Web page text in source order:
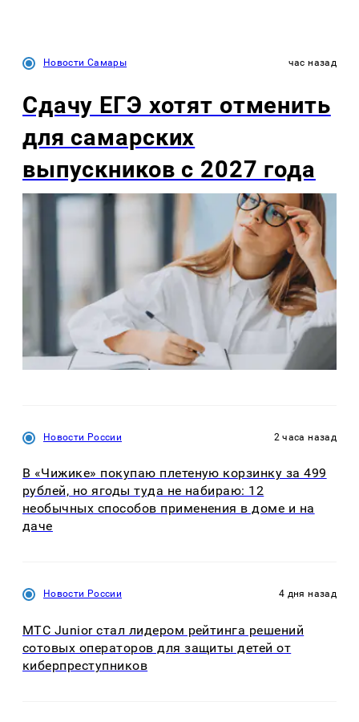
Новости Самары час назад
Сдачу ЕГЭ хотят отменить
для самарских
выпускников с 2027 года
Новости России 2 часа назад
В «Чижике» покупаю плетеную корзинку за 499
рублей, но ягоды туда не набираю: 12
необычных способов применения в доме и на
даче
Новости России 4 дня назад
МТС Junior стал лидером рейтинга решений
сотовых операторов для защиты детей от
киберпреступников